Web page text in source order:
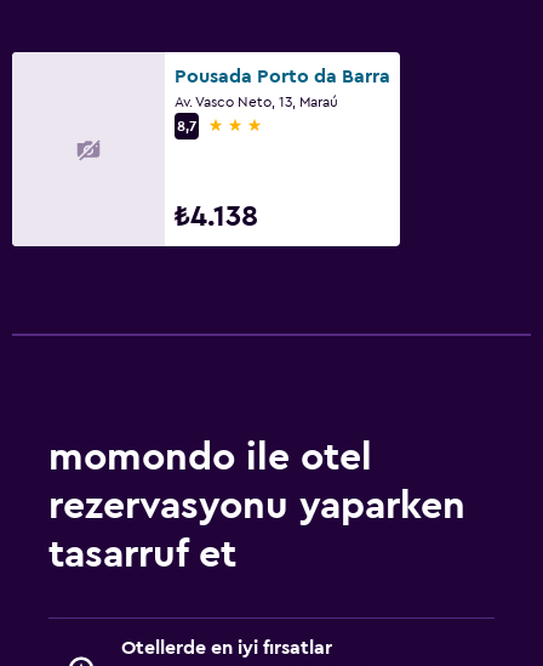
Pousada Porto da Barra
Av. Vasco Neto, 13, Maraú
8,7
3 yıldız
₺4.138
momondo ile otel
rezervasyonu yaparken
tasarruf et
Otellerde en iyi fırsatlar